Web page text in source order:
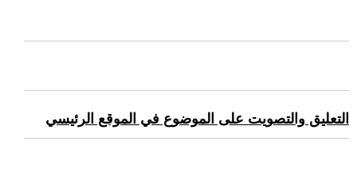
التعليق والتصويت على الموضوع في الموقع الرئيسي